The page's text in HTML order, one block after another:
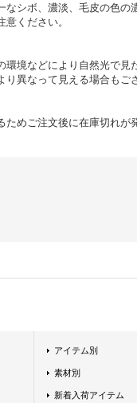
シボ、濃淡、毛皮の色の
ください。
境などにより自然光で見
異なって見える場合もご
めご注文後に在庫切れが
アイテム別
素材別
新着入荷アイテム